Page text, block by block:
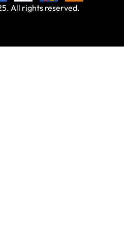
All rights reserved.